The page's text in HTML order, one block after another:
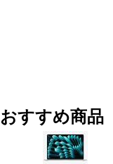
おすすめ商品